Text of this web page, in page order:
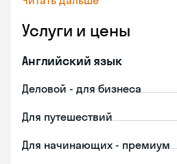
Услуги и цены
Английский язык
Деловой - для бизнеса
Для путешествий
Для начинающих - премиум